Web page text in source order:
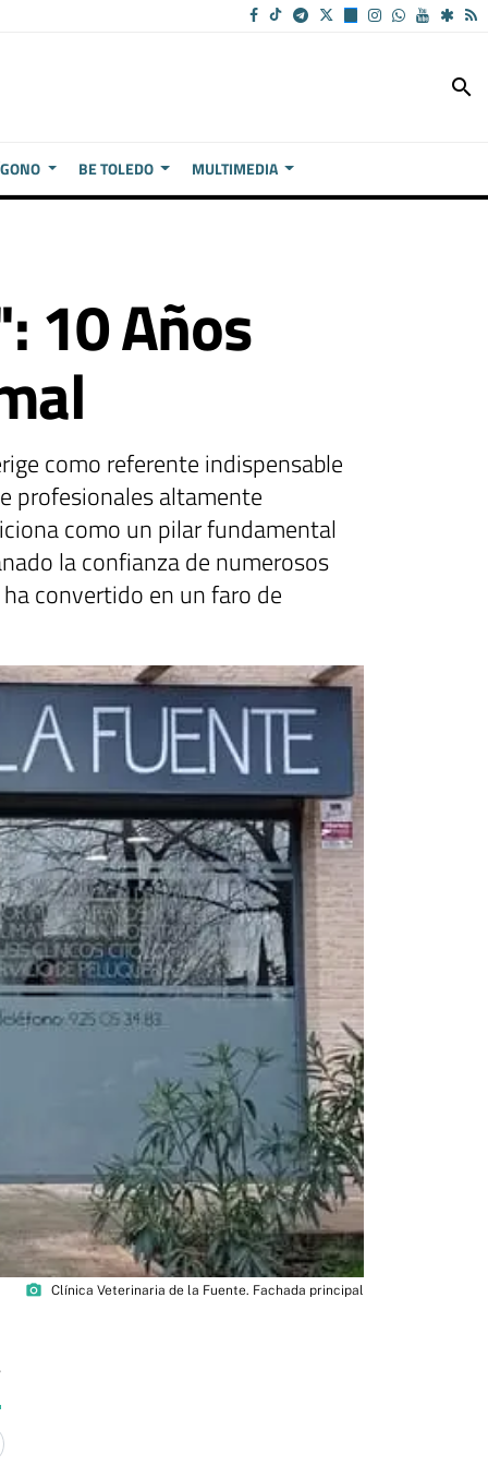
search
BE TOLEDO MULTIMEDIA
10 Años
como referente indispensable
profesionales altamente
como un pilar fundamental
la confianza de numerosos
convertido en un faro de
photo_camera Clínica Veterinaria de la Fuente. Fachada principal